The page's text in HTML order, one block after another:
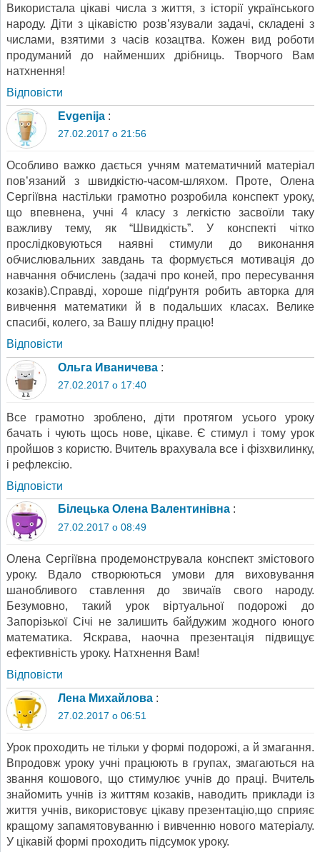
Використала цікаві числа з життя, з історії українського
народу. Діти з цікавістю розв’язували задачі, складені з
числами, взятими з часів козацтва. Кожен вид роботи
продуманий до найменших дрібниць. Творчого Вам
натхнення!
Відповіcти
Evgenija :
27.02.2017 о 21:56
Особливо важко дається учням математичний матеріал
пов’язаний з швидкістю-часом-шляхом. Проте, Олена
Сергіївна настільки грамотно розробила конспект уроку,
що впевнена, учні 4 класу з легкістю засвоїли таку
важливу тему, як “Швидкість”. У конспекті чітко
прослідковуються наявні стимули до виконання
обчислювальних завдань та формується мотивація до
навчання обчислень (задачі про коней, про пересування
козаків).Справді, хороше підґрунтя робить авторка для
вивчення математики й в подальших класах. Велике
спасибі, колего, за Вашу плідну працю!
Відповіcти
Ольга Иваничева :
27.02.2017 о 17:40
Все грамотно зроблено, діти протягом усього уроку
бачать і чують щось нове, цікаве. Є стимул і тому урок
пройшов з користю. Вчитель врахувала все і фізхвилинку,
і рефлексію.
Відповіcти
Білецька Олена Валентинівна :
27.02.2017 о 08:49
Олена Сергіївна продемонструвала конспект змістового
уроку. Вдало створюються умови для виховування
шанобливого ставлення до звичаїв свого народу.
Безумовно, такий урок віртуальної подорожі до
Запорізької Січі не залишить байдужим жодного юного
математика. Яскрава, наочна презентація підвищує
ефективність уроку. Натхнення Вам!
Відповіcти
Лена Михайлова :
27.02.2017 о 06:51
Урок проходить не тільки у формі подорожі, а й змагання.
Впродовж уроку учні працюють в групах, змагаються на
звання кошового, що стимулює учнів до праці. Вчитель
знайомить учнів із життям козаків, наводить приклади із
життя учнів, використовує цікаву презентацію,що сприяє
кращому запамятовуванню і вивченню нового матеріалу.
У цікавій формі проходить підсумок уроку.